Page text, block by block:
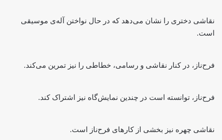
نقاشی دختری را نشان می‌دهد که در حال نواختن آله‌ی موسیقی
است.
فرح‌ناز، در کنار نقاشی و رسامی، خطاطی را نیز تمرین می‌کند.
فرح‌ناز، توانسته است در چندین نمایش‌گاه نیز اشتراک کند.
نقاشی چهره نیز بخشی از کارهای فرح‌ناز است.